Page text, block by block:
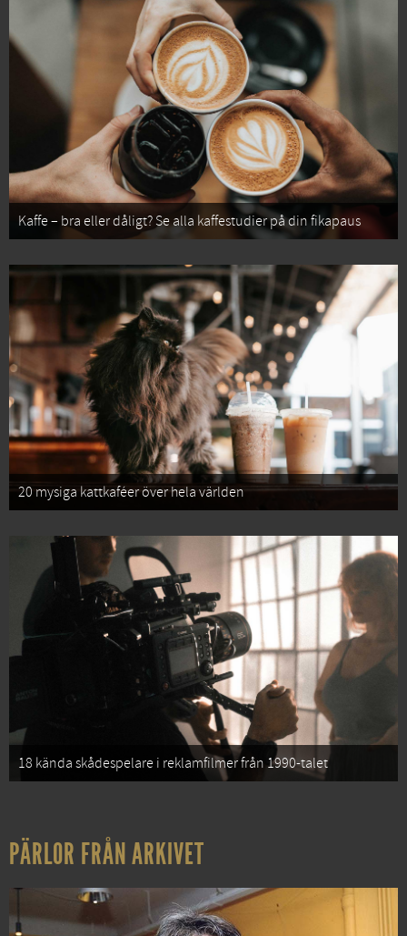
Kaffe – bra eller dåligt? Se alla kaffestudier på din fikapaus
20 mysiga kattkaféer över hela världen
18 kända skådespelare i reklamfilmer från 1990-talet
PÄRLOR FRÅN ARKIVET